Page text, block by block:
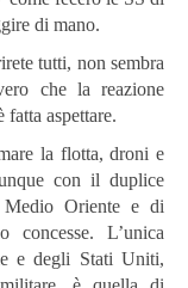
di mano.
tutti, non sembra
che la reazione
fatta aspettare.
la flotta, droni e
con il duplice
Oriente e di
L’unica
e degli Stati Uniti,